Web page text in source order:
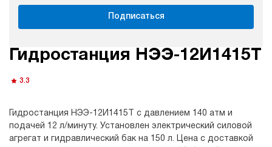
Подписаться
Гидростанция НЭЭ-12И1415Т
3.3
Гидростанция НЭЭ-12И1415Т с давлением 140 атм и
подачей 12 л/минуту. Установлен электрический силовой
агрегат и гидравлический бак на 150 л. Цена с доставкой